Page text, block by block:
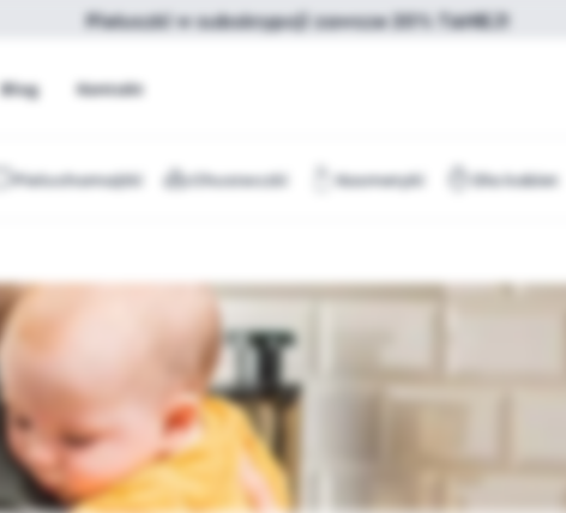
Pieluszki w subskrypcji zawsze 20% TANIEJ!
Blog Kontakt
Pieluchomajtki Chusteczki Kosmetyki Dla kobiet